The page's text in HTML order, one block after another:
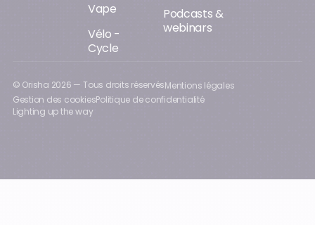
Vape
Vélo -
Cycle
Podcasts &
webinars
© Orisha 2026 — Tous droits réservésMentions légales
Gestion des cookiesPolitique de confidentialité
Lighting up the way